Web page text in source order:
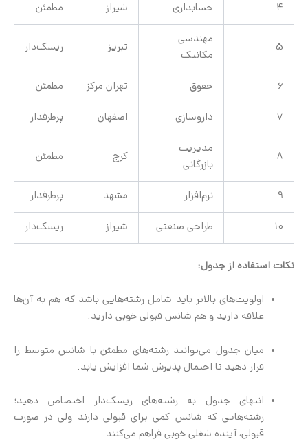
4 حسابداری شیراز مطمئن
5
مهندسی
مکانیک
تبریز ریسک‌دار
6 حقوق تهران مرکز مطمئن
7 داروسازی اصفهان پرطرفدار
8
مدیریت
بازرگانی
کرج مطمئن
9 نرم‌افزار مشهد پرطرفدار
10 طراحی صنعتی شیراز ریسک‌دار
نکات استفاده از جدول:
اولویت‌های بالاتر باید شامل رشته‌هایی باشد که هم به آن‌ها
علاقه دارید و هم شانس قبولی خوبی دارید.
میان جدول می‌توانید رشته‌های مطمئن با شانس متوسط را
قرار دهید تا احتمال پذیرش شما افزایش یابد.
انتهای جدول به رشته‌های ریسک‌دار اختصاص دهید؛
رشته‌هایی که شانس کمی برای قبولی دارند ولی در صورت
قبولی، آینده شغلی خوبی فراهم می‌کنند.